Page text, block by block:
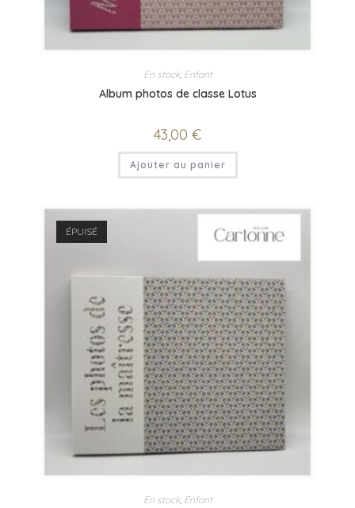
En stock, Enfant
Album photos de classe Lotus
43,00 €
Ajouter au panier
ÉPUISÉ
En stock, Enfant